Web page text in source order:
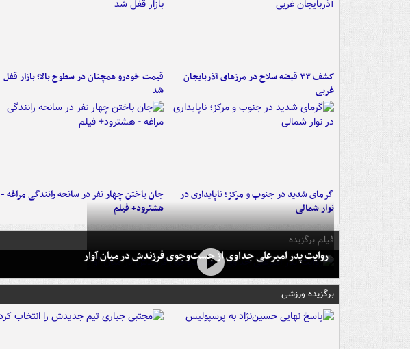
کشف ۳۳ قبضه سلاح در مرزهای آذربایجان
غربی
قیمت خودرو همچنان در سطوح بالا؛ بازار قفل
شد
گرمای شدید در جنوب و مرکز؛ ناپایداری در
نوار شمالی
جان باختن چهار نفر در سانحه رانندگی مراغه -
هشترود+ فیلم
فیلم برگزیده
روایت پدر امیرعلی جداوی از جست‌وجوی فرزندش در میان آوار
برگزیده ورزشی